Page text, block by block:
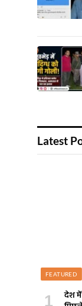
Latest
FEATURED
देश में